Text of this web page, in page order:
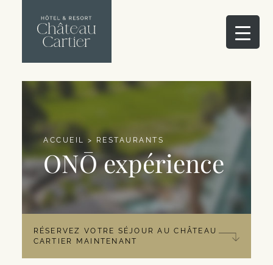
ACCUEIL > RESTAURANTS
ONŌ expérience
RÉSERVEZ VOTRE SÉJOUR AU CHÂTEAU
CARTIER MAINTENANT